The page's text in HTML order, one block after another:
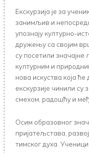
Екскурзија је за
занимљив и
упознају културно-
дружењу са својим
су посетили значајне
културним и
нова искуства која
екскурзије чинили су
смехом, радошћу и
Осим образовног
пријатељстава,
тимског духа.